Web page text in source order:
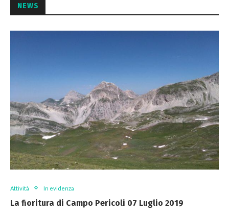
NEWS
Attività In evidenza
La fioritura di Campo Pericoli 07 Luglio 2019